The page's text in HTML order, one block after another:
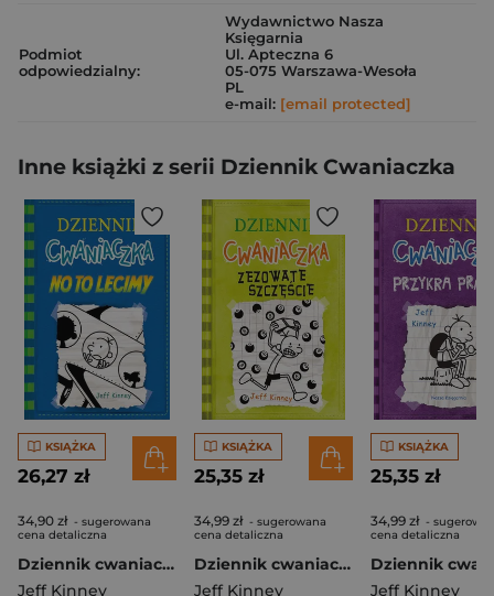
Podmiot
odpowiedzialny:
Wydawnictwo Nasza
Księgarnia
Ul. Apteczna 6
05-075 Warszawa-Wesoła
PL
e-mail: [email protected]
Inne książki z serii Dziennik Cwaniaczka
KSIĄŻKA
26,27 zł
34,90 zł - sugerowana
cena detaliczna
Dziennik cwaniaczka 12 No to lecimy
Jeff Kinney
KSIĄŻKA
25,35 zł
34,99 zł - sugerowana
cena detaliczna
Dziennik cwaniaczka Zezowate szczęście
Jeff Kinney
KSIĄŻKA
25,35 zł
34,99 zł -
cena detaliczna
Jeff Kinney